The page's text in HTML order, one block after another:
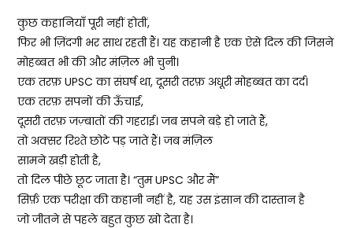
कुछ कहानियाँ पूरी नहीं होतीं,
फिर भी ज़िंदगी भर साथ रहती हैं। यह कहानी है एक ऐसे दिल की जिसने
मोहब्बत भी की और मंज़िल भी चुनी।
एक तरफ़ UPSC का संघर्ष था, दूसरी तरफ़ अधूरी मोहब्बत का दर्द।
एक तरफ़ सपनों की ऊँचाई,
दूसरी तरफ़ जज़्बातों की गहराई। जब सपने बड़े हो जाते हैं,
तो अक्सर रिश्ते छोटे पड़ जाते हैं। जब मंज़िल
सामने खड़ी होती है,
तो दिल पीछे छूट जाता है। “तुम UPSC और मैं”
सिर्फ़ एक परीक्षा की कहानी नहीं है, यह उस इंसान की दास्तान है
जो जीतने से पहले बहुत कुछ खो देता है।